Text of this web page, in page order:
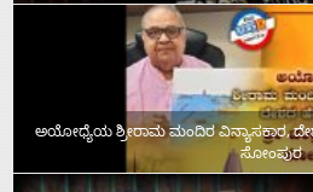
ಅಯೋಧ್ಯೆಯ ಶ್ರೀರಾಮ ಮಂದಿರ ವಿನ್ಯಾಸಕಾರ,
ಸೋಂಪುರ